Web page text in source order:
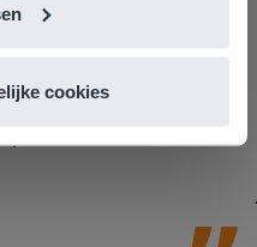
cookies
open karakter en de